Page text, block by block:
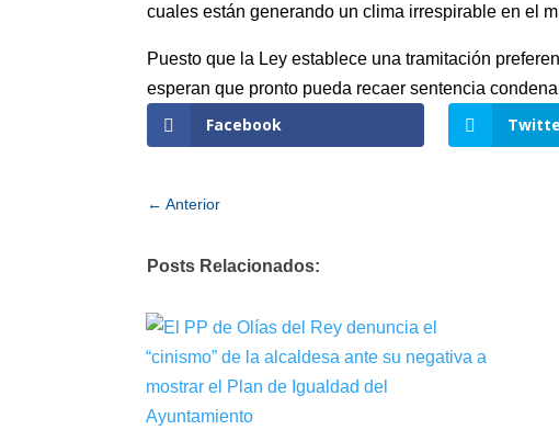
cuales están generando un clima irrespirable en el
Puesto que la Ley establece una tramitación
esperan que pronto pueda recaer sentencia
Facebook
←Anterior
Posts Relacionados: